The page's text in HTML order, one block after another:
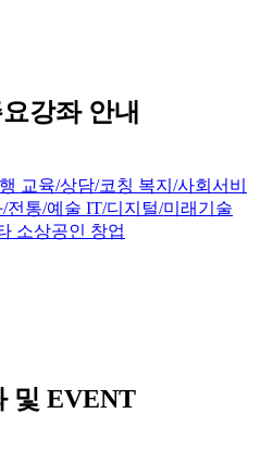
강좌 안내
교육/상담/코칭 복지/사회서비
전통/예술 IT/디지털/미래기술
소상공인 창업
및 EVENT